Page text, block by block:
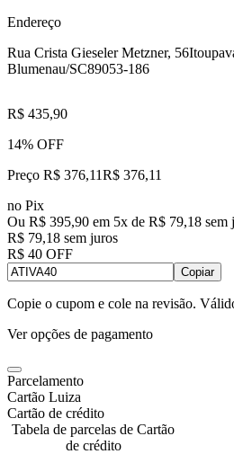
Endereço
Rua Crista Gieseler Metzner, 56
Blumenau/SC89053-186
R$ 435,90
14% OFF
Preço R$ 376,11R$ 376,11
no Pix
Ou R$ 395,90 em 5x de R$ 79,18 sem
R$ 79,18 sem juros
R$ 40 OFF
Copiar
Copie o cupom e cole na revisão.
Ver opções de pagamento
Parcelamento
Cartão Luiza
Cartão de crédito
Tabela de parcelas de Cartão
de crédito